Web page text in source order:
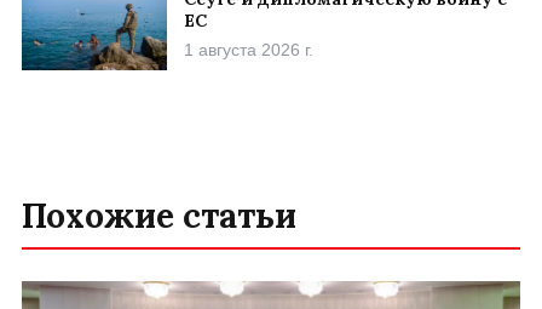
ЕС
1 августа 2026 г.
Похожие статьи